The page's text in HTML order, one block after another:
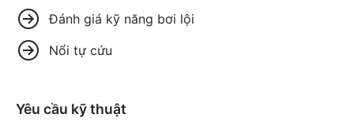
Đánh giá kỹ năng bơi lội
Nổi tự cứu
Yêu cầu kỹ thuật